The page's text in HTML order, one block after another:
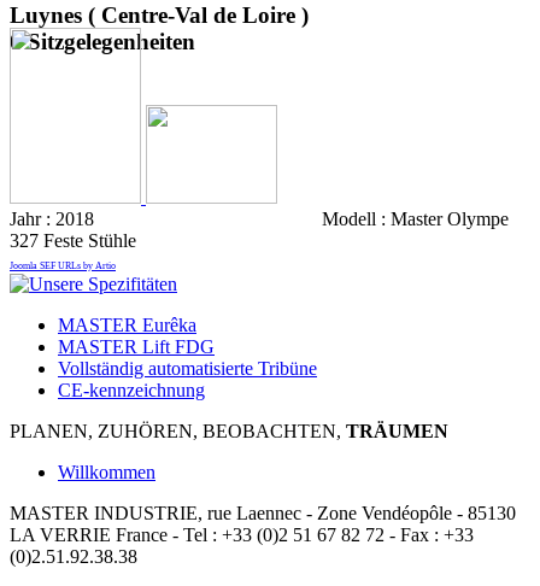
Luynes ( Centre-Val de Loire )
0 Sitzgelegenheiten
Jahr : 2018 Modell :Master Olympe
327 Feste Stühle
Joomla SEF URLs by Artio
MASTER Eurêka
MASTER Lift FDG
Vollständig automatisierte Tribüne
CE-kennzeichnung
PLANEN, ZUHÖREN, BEOBACHTEN, TRÄUMEN
Willkommen
MASTER INDUSTRIE, rue Laennec - Zone Vendéopôle - 85130
LA VERRIE France - Теl : +33 (0)2 51 67 82 72 - Fax : +33
(0)2.51.92.38.38